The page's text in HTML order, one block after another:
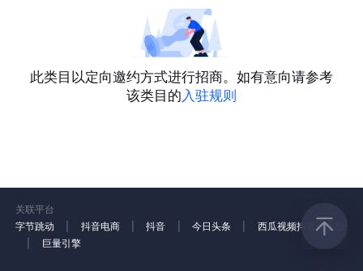
此类目以定向邀约方式进行招商。如有意向请参考
该类目的 入驻规则
关联平台
字节跳动
抖音电商 抖音 今日头条 西瓜视频抖音火山版
巨量引擎